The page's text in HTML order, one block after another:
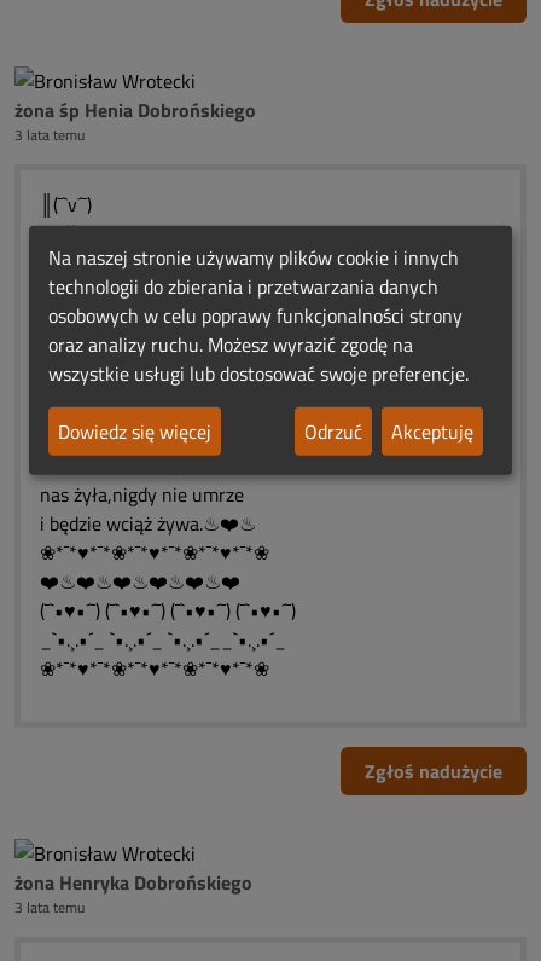
żona śp Henia Dobrońskiego
3 lata temu
║(¯`v´¯)
(¯` ะ̭̌♦̭̌ะ ´¯)v´¯)
║(¯`v´¯) ะ̭̌♦̭̌ะ ´¯)
(¯` ะ̭̌♦̭̌ะ ´¯)^¸_)
╚(_¸^¸_)
)¯`. ´/`......URODZINOWE
( ░)/-´¯(....ŚWIATEŁKA
`-. /░´ ).....PAMIĘCI
❀*¯*♥*¯*❀*¯*♥*¯*❀*¯*♥*¯*❀
"Niech miłość ta, która wśród
nas żyła,nigdy nie umrze
i będzie wciąż żywa.♨❤️♨
❀*¯*♥*¯*❀*¯*♥*¯*❀*¯*♥*¯*❀
❤️♨❤️♨❤️♨❤️♨❤️♨❤️
(¯`•♥•´¯) (¯`•♥•´¯) (¯`•♥•´¯) (¯`•♥•´¯)
_`•.¸.•´_ `•.¸.•´_ `•.¸.•´__`•.¸.•´_
❀*¯*♥*¯*❀*¯*♥*¯*❀*¯*♥*¯*❀
Zgłoś nadużycie
żona Henryka Dobrońskiego
3 lata temu
Na naszej stronie używamy plików cookie i innych
technologii do zbierania i przetwarzania danych
osobowych w celu poprawy funkcjonalności strony
oraz analizy ruchu. Możesz wyrazić zgodę na
wszystkie usługi lub dostosować swoje preferencje.
Dowiedz się więcej
Odrzuć Akceptuję